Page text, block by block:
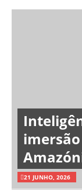
21 JUNHO, 2026